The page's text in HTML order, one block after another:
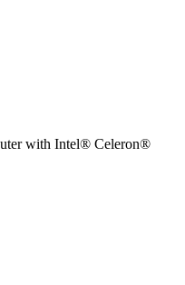
with Intel® Celeron®